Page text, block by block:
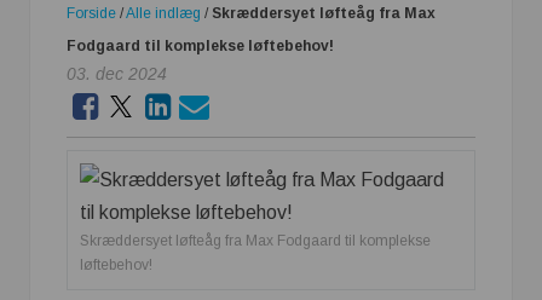
Forside /Alle indlæg / Skræddersyet løfteåg fra Max
Fodgaard til komplekse løftebehov!
03. dec 2024
Skræddersyet løfteåg fra Max Fodgaard til komplekse
løftebehov!